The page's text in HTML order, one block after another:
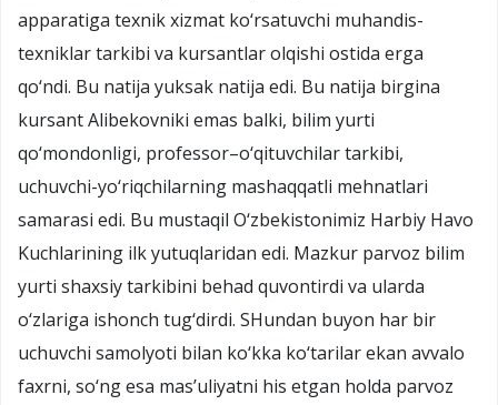
apparatiga texnik xizmat ko‘rsatuvchi muhandis-
texniklar tarkibi va kursantlar olqishi ostida erga
qo‘ndi. Bu natija yuksak natija edi. Bu natija birgina
kursant Alibekovniki emas balki, bilim yurti
qo‘mondonligi, professor–o‘qituvchilar tarkibi,
uchuvchi-yo‘riqchilarning mashaqqatli mehnatlari
samarasi edi. Bu mustaqil O‘zbekistonimiz Harbiy Havo
Kuchlarining ilk yutuqlaridan edi. Mazkur parvoz bilim
yurti shaxsiy tarkibini behad quvontirdi va ularda
o‘zlariga ishonch tug‘dirdi. SHundan buyon har bir
uchuvchi samolyoti bilan ko‘kka ko‘tarilar ekan avvalo
faxrni, so‘ng esa mas’uliyatni his etgan holda parvoz